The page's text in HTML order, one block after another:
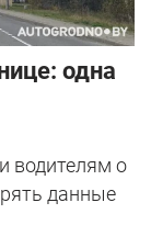
одна
водителям о
данные